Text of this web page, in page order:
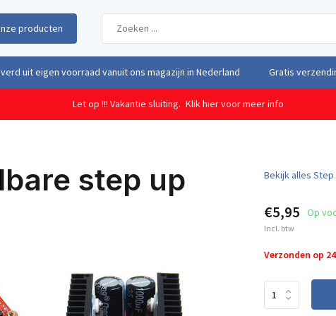
producten
uit eigen voorraad vanuit ons magazijn in Nederland Gratis
Let op !!! Vakantie sluiting. Klik hier voor meer info
step up
Bekijk alles
€5,95 Op
Incl. btw
Verzonden op